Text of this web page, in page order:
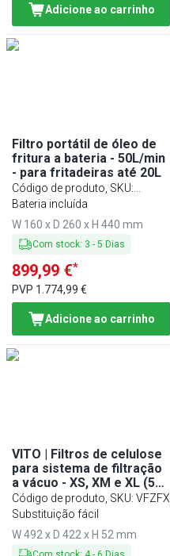
Adicione ao carrinho
Filtro portátil de óleo de
fritura a bateria - 50L/min
- para fritadeiras até 20L
Código de produto, SKU:
GFR50B
Bateria incluída
W 160 x D 260 x H 440 mm
Com stock: 3 - 5 Dias
899,99 €*
PVP 1.774,99 €
Adicione ao carrinho
VITO | Filtros de celulose
para sistema de filtração
a vácuo - XS, XM e XL (50
unid)
Código de produto, SKU: VFZFX
Substituição fácil
W 492 x D 422 x H 52 mm